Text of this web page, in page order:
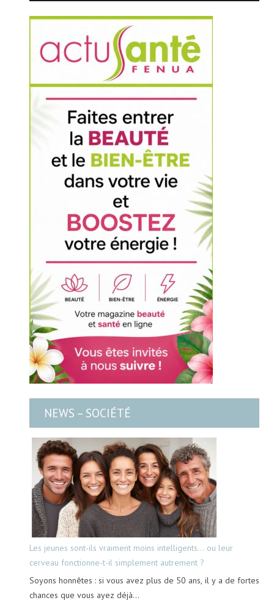
NEWS – SOCIÉTÉ
Les jeunes sont-ils vraiment moins intelligents… ou leur
cerveau fonctionne-t-il simplement autrement ?
Soyons honnêtes : si vous avez plus de 50 ans, il y a de fortes
chances que vous ayez déjà…